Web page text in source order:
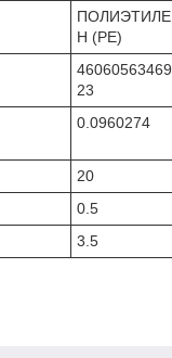
ПОЛИЭТИЛЕ
Н (PE)
46060563469
23
0.0960274
20
0.5
3.5